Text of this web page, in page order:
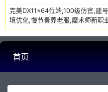
完美DX11x64位端,100级仿官,建
境优化,慢节奏养老服,魔术师新职
首页